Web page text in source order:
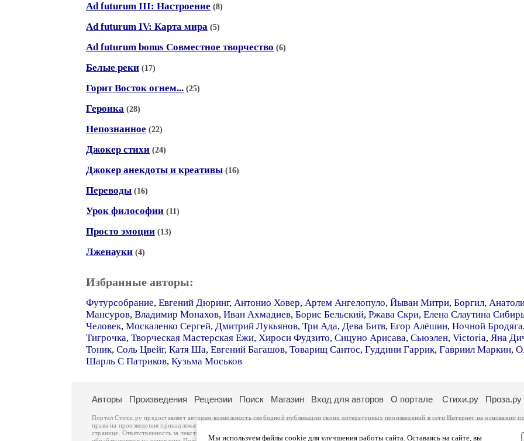
Ad futurum III: Настроение (8)
Ad futurum IV: Карта мира (5)
Ad futurum bonus Совместное творчество (6)
Белые реки (17)
Горит Восток огнем... (25)
Героика (28)
Непознанное (22)
Джокер стихи (24)
Джокер анекдоты и креативы (16)
Переводы (16)
Урок философии (11)
Просто эмоции (13)
Лженауки (4)
Избранные авторы:
Футурсобрание, Евгений Дюринг, Антонио Ховер, Артем Ангелопуло, Йыван Митри, Боргил,
Мансуров, Владимир Монахов, Иван Ахмадиев, Борис Бельский, Ржава Скри, Елена Слаутина
Человек, Москаленко Сергей, Дмитрий Лукьянов, Три Ада, Дева Битв, Егор Алёшин, Ночной Бродяга
Тигрочка, Творческая Мастерская Ежи, Хироси Фудзито, Сицуно Арисава, Сьюэлен, Victoria, Яна
Тоник, Соль Цвейг, Катя Ша, Евгений Багашов, Товарищ Сантос, Гуддини Гаррик, Гавриил Маркин,
Шарль С Патриков, Кузьма Моськов
Мы используем файлы cookie для улучшения работы сайта. Оставаясь на сайте, вы
Авторы Произведения Рецензии Поиск Магазин Вход для авторов О портале Стихи.ру Проза.ру
Портал Стихи.ру предоставляет авторам возможность свободной публикации своих литературных произведений в сети Интернет на основании
права на произведения принадлежат авторам и охраняются
. Перепечатка произведений возможна только с согласия его автора, к
странице. Ответственность за тексты произведений авторы несут самостоятельно на основании
законодательства